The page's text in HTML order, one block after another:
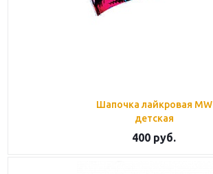
Шапочка лайкровая MW
детская
400 руб.